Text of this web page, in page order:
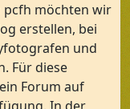
pcfh möchten wir
erstellen, bei
und
Für diese
Forum auf